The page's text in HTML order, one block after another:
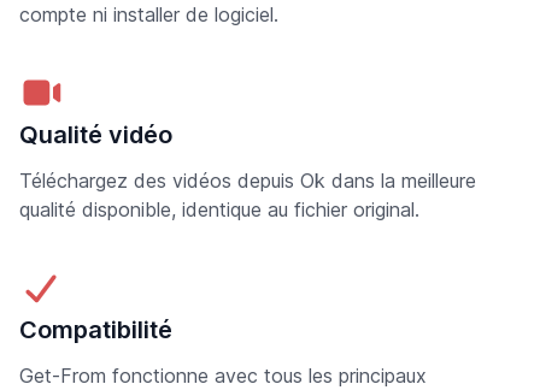
compte ni installer de logiciel.
Qualité vidéo
Téléchargez des vidéos depuis Ok dans la meilleure
qualité disponible, identique au fichier original.
Compatibilité
Get-From fonctionne avec tous les principaux